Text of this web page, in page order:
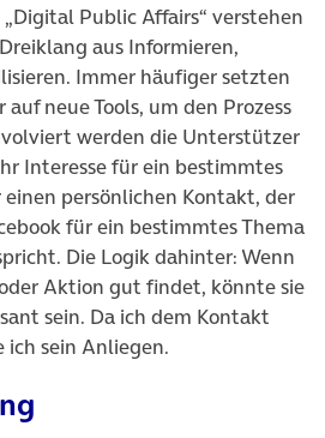
Public Affairs“ verstehen
aus Informieren,
Immer häufiger setzten
neue Tools, um den Prozess
werden die Unterstützer
Interesse für ein bestimmtes
persönlichen Kontakt, der
für ein bestimmtes Thema
Die Logik dahinter: Wenn
Aktion gut findet, könnte sie
sein. Da ich dem Kontakt
sein Anliegen.